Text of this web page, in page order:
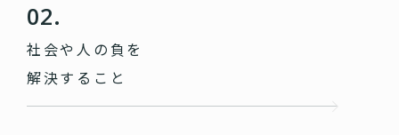
02.
社会や人の負を
解決すること